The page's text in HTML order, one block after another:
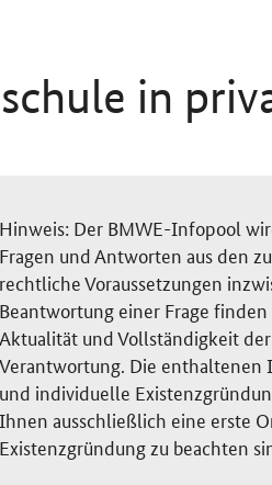
in
Hinweis: Der BMWE-Infopool
Fragen und Antworten aus den
rechtliche Voraussetzungen
Beantwortung einer Frage
Aktualität und Vollständigkeit
Verantwortung. Die enthaltenen
und individuelle
Ihnen ausschließlich eine erste
Existenzgründung zu beachten